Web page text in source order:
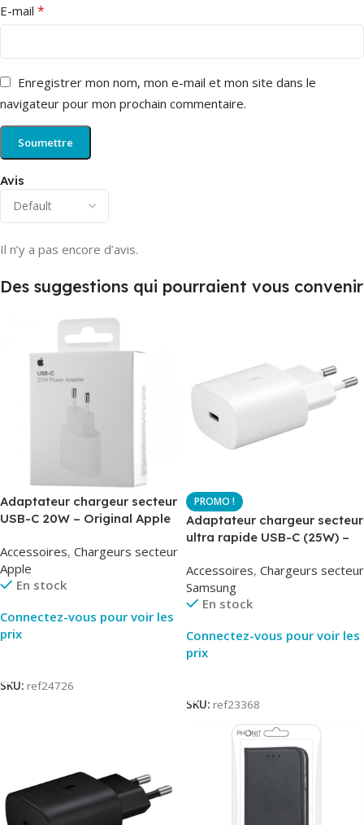
Avis
Il n’y a pas encore d’avis.
E-mail *
Enregistrer mon nom, mon e-mail et mon site dans le
navigateur pour mon prochain commentaire.
Des suggestions qui pourraient vous convenir
Adaptateur chargeur secteur
USB-C 20W – Original Apple
Original
Accessoires, Chargeurs secteur
Apple
En stock
Connectez-vous pour voir les
prix
SKU: ref24726
Adaptateur chargeur secteur
ultra rapide USB-C (25W) –
EP-TA800
Accessoires, Chargeurs secteur
Samsung
En stock
Connectez-vous pour voir les
prix
SKU: ref23368